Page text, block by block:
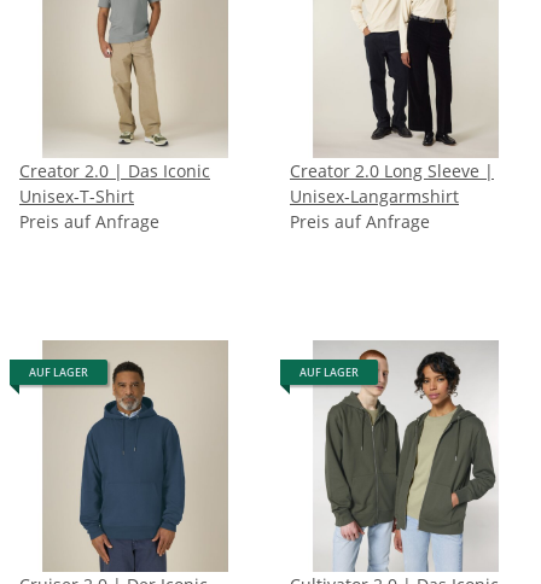
Creator 2.0 | Das Iconic
Unisex-T-Shirt
Preis auf Anfrage
Creator 2.0 Long Sleeve |
Unisex-Langarmshirt
Preis auf Anfrage
AUF LAGER AUF LAGER